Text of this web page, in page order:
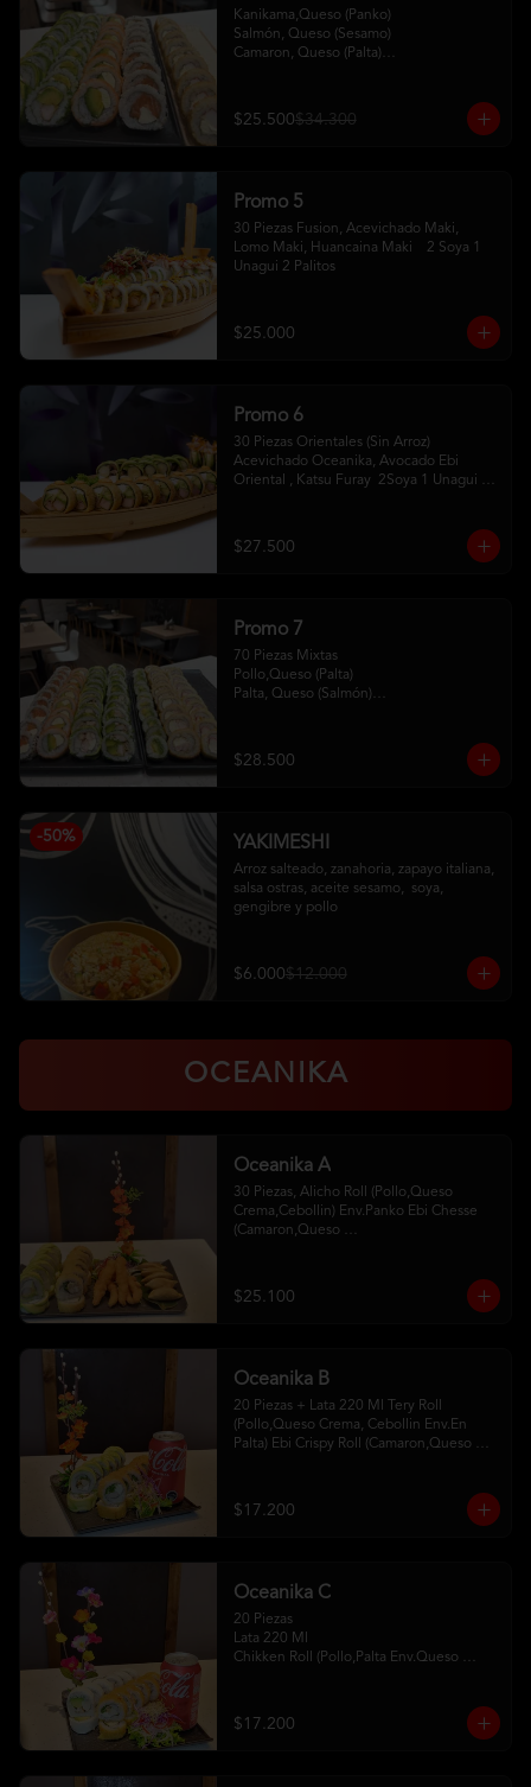
Kanikama,Queso (Panko)
Salmón, Queso (Sesamo)
Camaron, Queso (Palta)
$25.500$34.300
Promo 5
30 Piezas Fusion, Acevichado Maki,
Lomo Maki, Huancaina Maki    2 Soya 1
Unagui 2 Palitos
$25.000
Promo 6
30 Piezas Orientales (Sin Arroz)
Acevichado Oceanika, Avocado Ebi
Oriental , Katsu Furay  2Soya 1 Unagui 2
$27.500
Promo 7
70 Piezas Mixtas
Pollo,Queso (Palta)
Palta, Queso (Salmón)
Kanikama, Queso (Tempura)
Camaron, Queso (Panko)
$28.500
-50% YAKIMESHI
Arroz salteado, zanahoria, zapayo italiana,
salsa ostras, aceite sesamo,  soya,
gengibre y pollo
$6.000$12.000
OCEANIKA
Oceanika A
30 Piezas, Alicho Roll (Pollo,Queso
Crema,Cebollin) Env.Panko Ebi Chesse
(Camaron,Queso
2Palitos - 2 Soya- 1Unagui
$25.100
Oceanika B
20 Piezas + Lata 220 Ml Tery Roll
(Pollo,Queso Crema, Cebollin Env.En
Palta) Ebi Crispy Roll (Camaron,Queso
$17.200
Oceanika C
20 Piezas
Lata 220 Ml
Chikken Roll (Pollo,Palta Env.Queso
Crema ,Cebollin Env Tempura)
2Palitos -1  Soya -1 Unagui
$17.200